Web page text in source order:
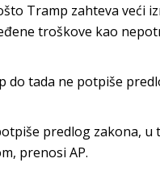
Tramp zahteva veći
troškove kao
do tada ne potpiše
predlog zakona, u
prenosi AP.